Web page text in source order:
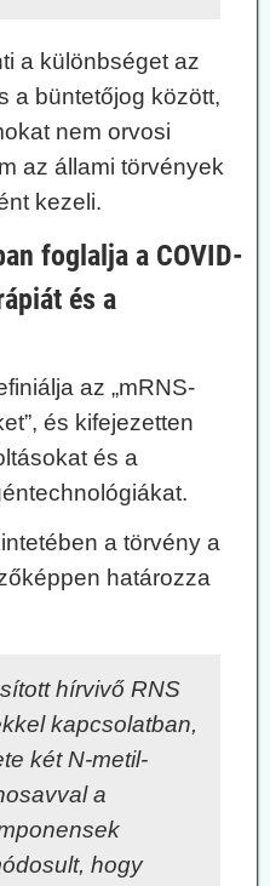
a különbséget az
a büntetőjog között,
nem orvosi
az állami törvények
kezeli.
foglalja a COVID-
és a
az „mRNS-
és kifejezetten
és a
a törvény a
határozza
hírvivő RNS
kapcsolatban,
két N-metil-
a
hogy